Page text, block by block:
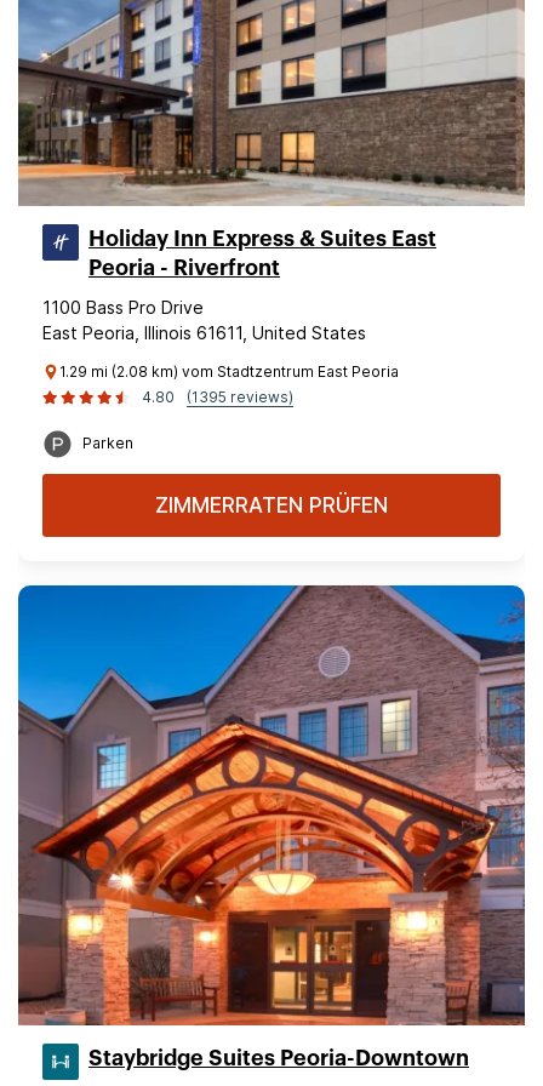
Holiday Inn Express & Suites East
Peoria - Riverfront
1100 Bass Pro Drive
East Peoria, Illinois 61611, United States
1.29 mi (2.08 km) vom Stadtzentrum East Peoria
4.80
(1395 reviews)
Parken
ZIMMERRATEN PRÜFEN
Staybridge Suites Peoria-Downtown